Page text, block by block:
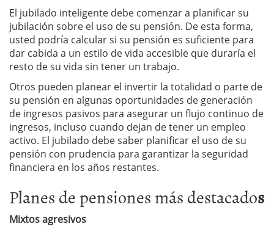
El jubilado inteligente debe comenzar a planificar su
jubilación sobre el uso de su pensión. De esta forma,
usted podría calcular si su pensión es suficiente para
dar cabida a un estilo de vida accesible que duraría el
resto de su vida sin tener un trabajo.
Otros pueden planear el invertir la totalidad o parte de
su pensión en algunas oportunidades de generación
de ingresos pasivos para asegurar un flujo continuo de
ingresos, incluso cuando dejan de tener un empleo
activo. El jubilado debe saber planificar el uso de su
pensión con prudencia para garantizar la seguridad
financiera en los años restantes.
Planes de pensiones más destacados
Mixtos agresivos